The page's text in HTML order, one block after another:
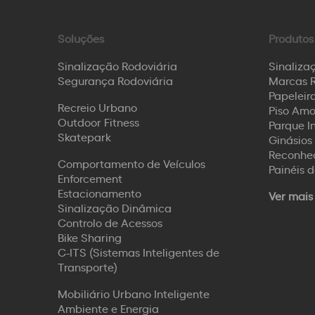
Soluções
Sinalização Rodoviária
Segurança Rodoviária
Recreio Urbano
Outdoor Fitness
Skatepark
Comportamento de Veículos
Enforcement
Estacionamento
Sinalização Dinâmica
Controlo de Acessos
Bike Sharing
C-ITS (Sistemas Inteligentes de
Transporte)
Mobiliário Urbano Inteligente
Ambiente e Energia
Produtos
Marcas
Piso
Parque
Painéis
Ver mais